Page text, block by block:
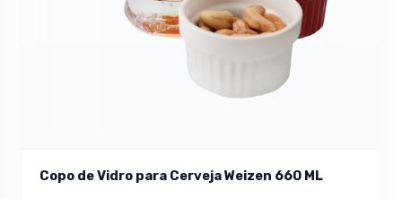
Copo de Vidro para Cerveja Weizen 660 ML